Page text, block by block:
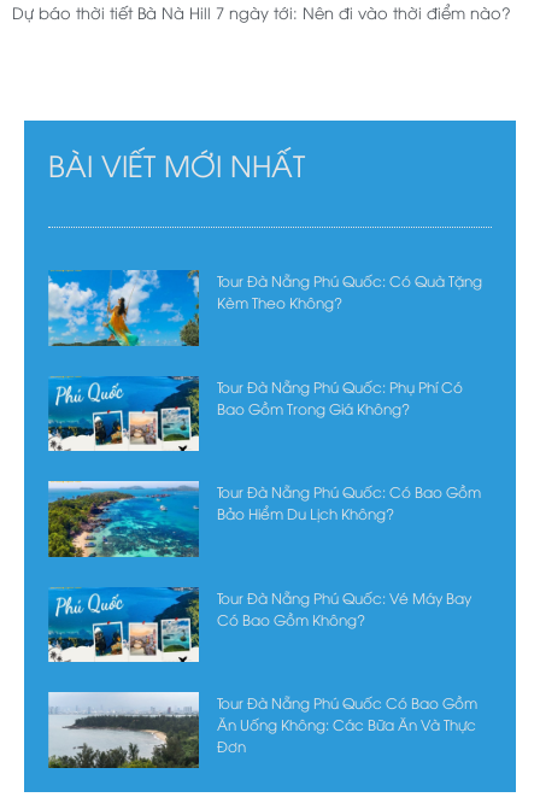
Dự báo thời tiết Bà Nà Hill 7 ngày tới: Nên đi vào thời điểm nào?
BÀI VIẾT MỚI NHẤT
Tour Đà Nẵng Phú Quốc: Có Quà Tặng
Kèm Theo Không?
Tour Đà Nẵng Phú Quốc: Phụ Phí Có
Bao Gồm Trong Giá Không?
Tour Đà Nẵng Phú Quốc: Có Bao Gồm
Bảo Hiểm Du Lịch Không?
Tour Đà Nẵng Phú Quốc: Vé Máy Bay
Có Bao Gồm Không?
Tour Đà Nẵng Phú Quốc Có Bao Gồm
Ăn Uống Không: Các Bữa Ăn Và Thực
Đơn